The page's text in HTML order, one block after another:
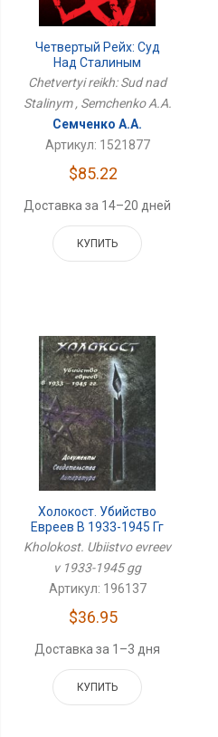
Четвертый Рейх: Суд
Над Сталиным
Chetvertyi reikh: Sud nad
Stalinym , Semchenko A.A.
Семченко А.А.
Артикул: 1521877
$85.22
Доставка за 14–20 дней
КУПИТЬ
Холокост. Убийство
Евреев В 1933-1945 Гг
Kholokost. Ubiistvo evreev
v 1933-1945 gg
Артикул: 196137
$36.95
Доставка за 1–3 дня
КУПИТЬ